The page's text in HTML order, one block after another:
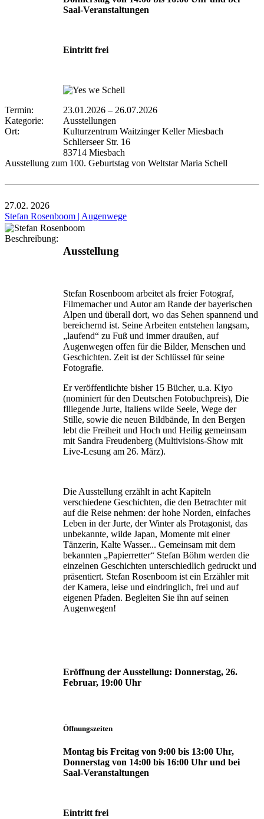
Saal-Veranstaltungen
Eintritt frei
Termin: 23.01.2026 – 26.07.2026
Kategorie:
Ausstellungen
Ort:
Kulturzentrum Waitzinger Keller Miesbach
Schlierseer Str. 16
83714 Miesbach
Ausstellung zum 100. Geburtstag von Weltstar Maria Schell
27.02. 2026
Stefan Rosenboom | Augenwege
Beschreibung:
Ausstellung
Stefan Rosenboom arbeitet als freier Fotograf,
Filmemacher und Autor am Rande der bayerischen
Alpen und überall dort, wo das Sehen spannend und
bereichernd ist. Seine Arbeiten entstehen langsam,
„laufend“ zu Fuß und immer draußen, auf
Augenwegen offen für die Bilder, Menschen und
Geschichten. Zeit ist der Schlüssel für seine
Fotografie.
Er veröffentlichte bisher 15 Bücher, u.a. Kiyo
(nominiert für den Deutschen Fotobuchpreis), Die
flliegende Jurte, Italiens wilde Seele, Wege der
Stille, sowie die neuen Bildbände, In den Bergen
lebt die Freiheit und Hoch und Heilig gemeinsam
mit Sandra Freudenberg (Multivisions-Show mit
Live-Lesung am 26. März).
Die Ausstellung erzählt in acht Kapiteln
verschiedene Geschichten, die den Betrachter mit
auf die Reise nehmen: der hohe Norden, einfaches
Leben in der Jurte, der Winter als Protagonist, das
unbekannte, wilde Japan, Momente mit einer
Tänzerin, Kalte Wasser... Gemeinsam mit dem
bekannten „Papierretter“ Stefan Böhm werden die
einzelnen Geschichten unterschiedlich gedruckt und
präsentiert. Stefan Rosenboom ist ein Erzähler mit
der Kamera, leise und eindringlich, frei und auf
eigenen Pfaden. Begleiten Sie ihn auf seinen
Augenwegen!
Eröffnung der Ausstellung: Donnerstag, 26.
Februar, 19:00 Uhr
Öffnungszeiten
Montag bis Freitag von 9:00 bis 13:00 Uhr,
Donnerstag von 14:00 bis 16:00 Uhr und bei
Saal-Veranstaltungen
Eintritt frei